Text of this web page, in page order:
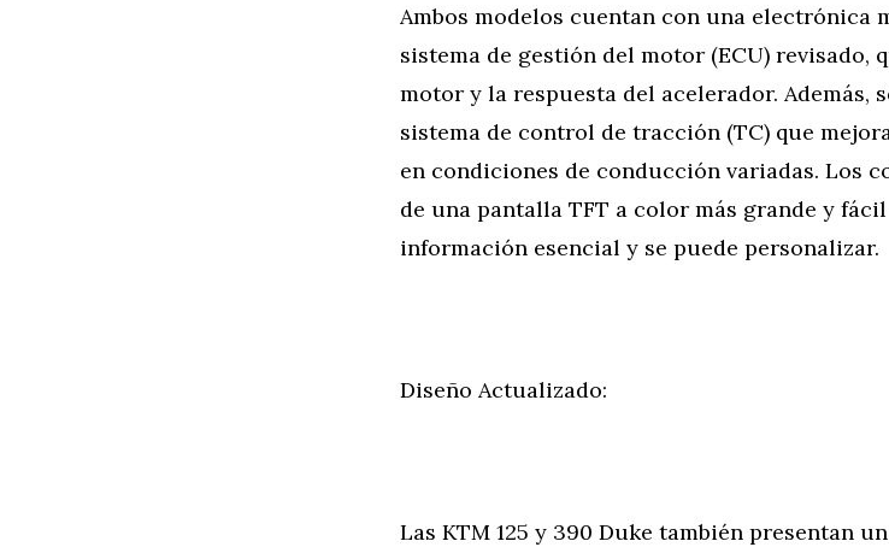
Ambos modelos cuentan con una electrónica
sistema de gestión del motor (ECU)
motor y la respuesta del acelerador. Además,
sistema de control de tracción (TC) que
en condiciones de conducción variadas. Los
de una pantalla TFT a color más grande y
información esencial y se puede personalizar.
Diseño Actualizado:
Las KTM 125 y 390 Duke también presentan